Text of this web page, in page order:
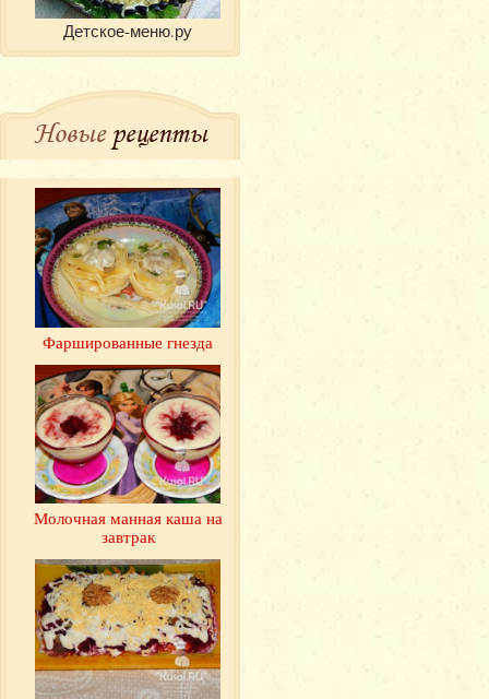
Детское-меню.ру
Новыерецепты
Фаршированные гнезда
Молочная манная каша на
завтрак